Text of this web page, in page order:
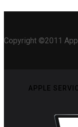
Copyright ©2011
APPLE